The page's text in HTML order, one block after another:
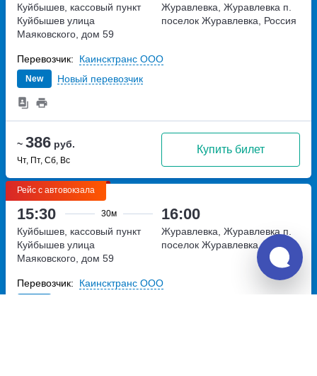
~ 386 руб.
Чт, Пт, Сб, Вс
Купить билет
Куйбышев, кассовый пункт
Куйбышев улица
Маяковского, дом 59
Журавлевка, Журавлевка п.
поселок Журавлевка, Россия
New Новый перевозчик
Перевозчик: Каинсктранс ООО
Рейс с автовокзала
15:30 30м 16:00
Куйбышев, кассовый пункт
Куйбышев улица
Маяковского, дом 59
Журавлевка, Журавлевка п.
поселок Журавлевка, Россия
Перевозчик: Каинсктранс ООО